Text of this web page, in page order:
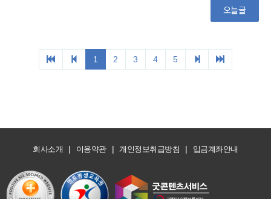
회사소개 | 이용약관 | 개인정보취급방침 | 입금계좌안내